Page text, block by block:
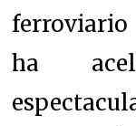
ferroviario
ha